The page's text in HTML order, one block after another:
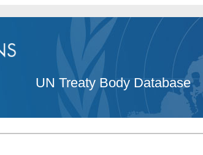
UN Treaty Body Database